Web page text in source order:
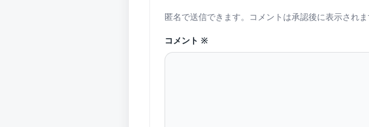
匿名で送信できます。コメントは承認後に表示されま
コメント ※